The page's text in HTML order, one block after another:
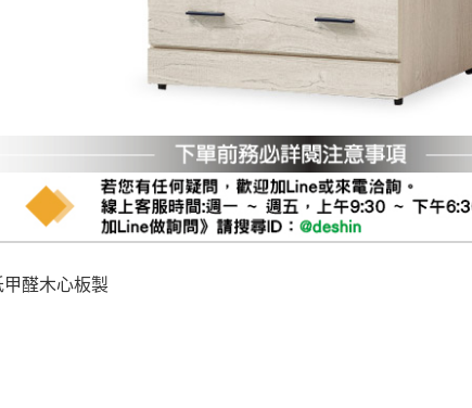
醛木心板製
｜周（一）配送部門固定公休無送貨｜
台北市、新北市地區固定每周(三)、(日)兩天收送
、南投、雲林、嘉義、台南、高雄、屏東、宜蘭、 花蓮、台
@dershin ）
腦螢幕選購商品，可能會因個人電腦螢幕的設定色差或解析
同，如因此而需退換貨，需自付來回運費及人資成本
，請您
問題而需退換貨，請於收到貨7日內通知客服人員(Line@ ID：
包裝。鑑賞期間若發生非本司因素致使之汙損破壞，恕無法辦
北市地區固定每周(三)、(日)兩天收送貨，敬請見諒！
品損壞、零件短缺，則維修、搬運費用，需由消費者自行
行維修)。